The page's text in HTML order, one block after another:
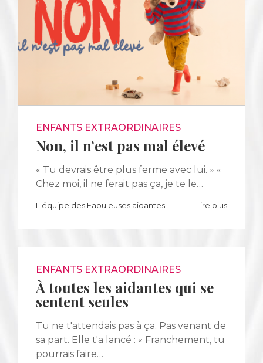
ENFANTS EXTRAORDINAIRES
Non, il n’est pas mal élevé
« Tu devrais être plus ferme avec lui. » «
Chez moi, il ne ferait pas ça, je te le…
L'équipe des Fabuleuses aidantes Lire plus
ENFANTS EXTRAORDINAIRES
À toutes les aidantes qui se
sentent seules
Tu ne t'attendais pas à ça. Pas venant de
sa part. Elle t'a lancé : « Franchement, tu
pourrais faire…